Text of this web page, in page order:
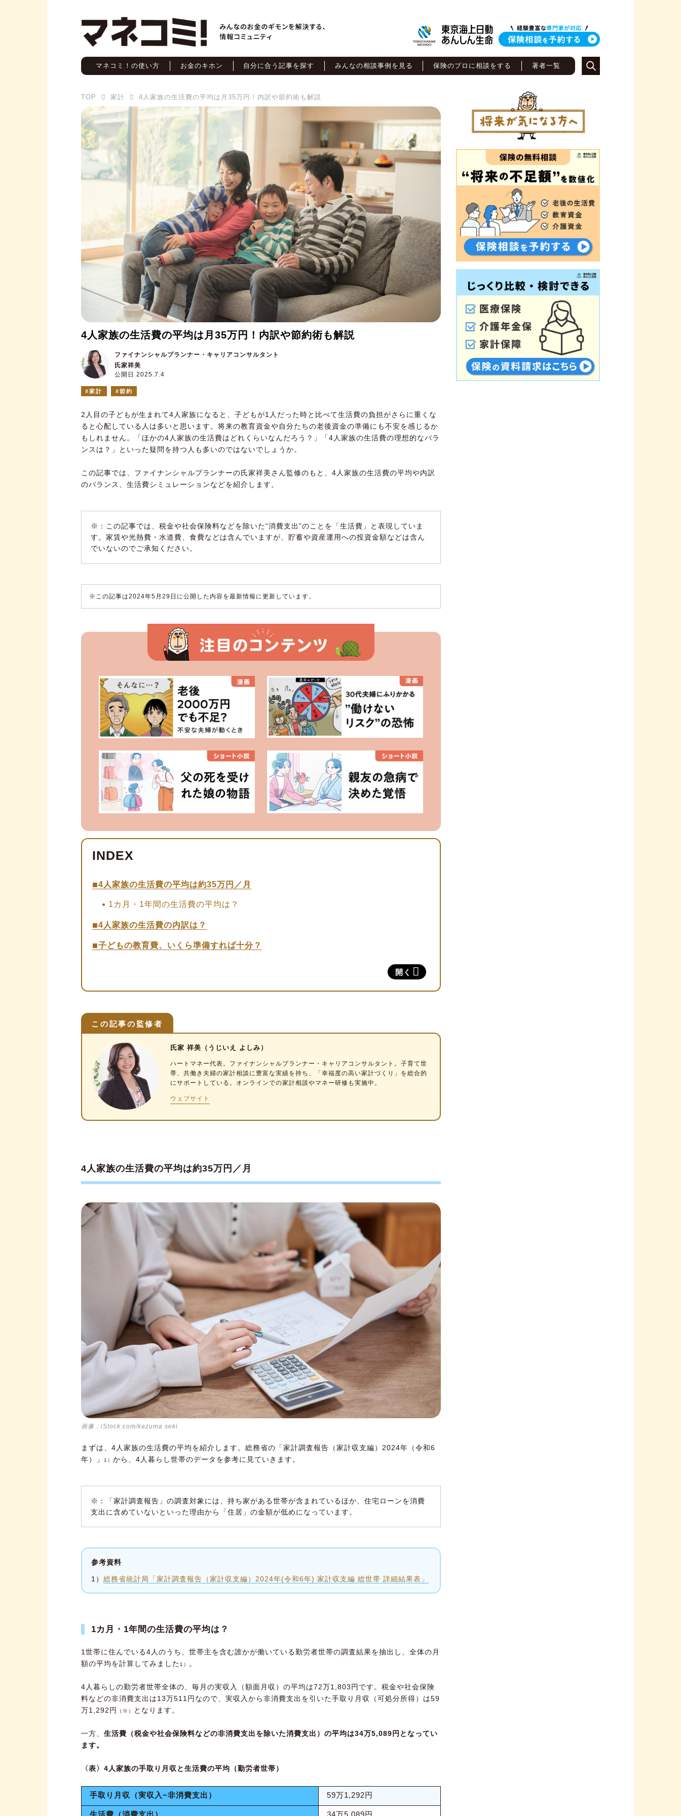
マネコミ！の使い方 お金のキホン 自分に合う記事を探す みんなの相談事例を見る 保険のプロに相談をする 著者一覧
TOP 家計 4人家族の生活費の平均は月35万円！内訳や節約術も解説
4人家族の生活費の平均は月35万円！内訳や節約術も解説
公開日 2025.7.4
ファイナンシャルプランナー・キャリアコンサルタント
氏家祥美
家計 節約
2人目の子どもが生まれて4人家族になると、子どもが1人だった時と比べて生活費の負担がさらに重くな
ると心配している人は多いと思います。将来の教育資金や自分たちの老後資金の準備にも不安を感じるか
もしれません。「ほかの4人家族の生活費はどれくらいなんだろう？」「4人家族の生活費の理想的なバラ
ンスは？」といった疑問を持つ人も多いのではないでしょうか。
この記事では、ファイナンシャルプランナーの氏家祥美さん監修のもと、4人家族の生活費の平均や内訳
のバランス、生活費シミュレーションなどを紹介します。
※：この記事では、税金や社会保険料などを除いた“消費支出”のことを「生活費」と表現していま
す。家賃や光熱費・水道費、食費などは含んでいますが、貯蓄や資産運用への投資金額などは含ん
でいないのでご承知ください。
※この記事は2024年5月29日に公開した内容を最新情報に更新しています。
開く
4人家族の生活費の平均は約35万円／月
1カ月・1年間の生活費の平均は？
4人家族の生活費の内訳は？
子どもの教育費、いくら準備すれば十分？
③教育費：3万円程度
④通信費：1万5,000円程度
⑤光熱費・水道費：2万5,000円程度
⑥不定期な支出：手取り月収の10％程度
⑦貯蓄：手取り月収の10％以上
⑧交通費、保険料、雑費、小遣い
【手取り50万円】4人家族の生活費シミュレーション
節約術④保険の見直しをする
節約術⑤家計簿アプリを活用する
子どもが増えれば幸せも増える。計画的な家計管理を
この記事の監修者
氏家 祥美（うじいえ よしみ）
ハートマネー代表。 ファイナンシャルプランナー・キャリアコンサルタント 。子育て世
帯、共働き夫婦の家計相談に豊富な実績を持ち、「幸福度の高い家計づくり」を総合的
にサポートしている。オンラインでの家計相談やマネー研修も実施中。
ウェブサイト
4人家族の生活費の平均は約35万円／月
画像：iStock.com/kazuma seki
まずは、4人家族の生活費の平均を紹介します。総務省の「家計調査報告（家計収支編）2024年（令和6
年）」
1） から、4人暮らし世帯のデータを参考に見ていきます。
※：「家計調査報告」の調査対象には、持ち家がある世帯が含まれているほか、住宅ローンを消費
支出に含めていないといった理由から「住居」の金額が低めになっています。
参考資料
1） 総務省統計局「家計調査報告（家計収支編）2024年(令和6年) 家計収支編 総世帯 詳細結果表」
1カ月・1年間の生活費の平均は？
1世帯に住んでいる4人のうち、世帯主を含む誰かが働いている勤労者世帯の調査結果を抽出し、全体の月
額の平均を計算してみました 1） 。
4人暮らしの勤労者世帯全体の、毎月の実収入（額面月収）の平均は72万1,803円です。税金や社会保険
料などの非消費支出は13万511円なので、実収入から非消費支出を引いた手取り月収（可処分所得）は59
万1,292円
（※） となります。
一方、 生活費（税金や社会保険料などの非消費支出を除いた消費支出）の平均は34万5,089円となってい
ます。
〈表〉4人家族の手取り月収と生活費の平均（勤労者世帯）
手取り月収（実収入−非消費支出） 59万1,292円